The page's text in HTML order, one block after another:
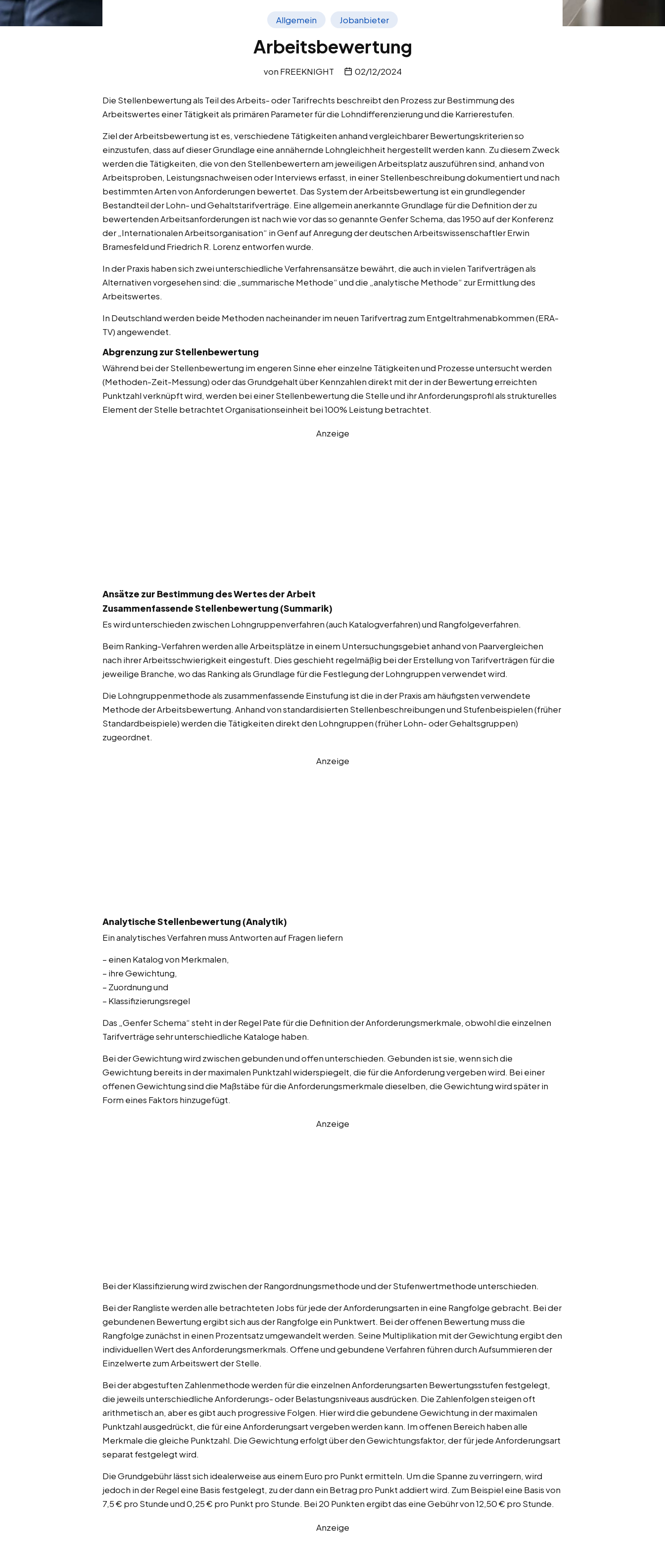
Allgemein Jobanbieter
Arbeitsbewertung
von FREEKNIGHT 02/12/2024
Die Stellenbewertung als Teil des Arbeits- oder Tarifrechts beschreibt den Prozess zur Bestimmung des
Arbeitswertes einer Tätigkeit als primären Parameter für die Lohndifferenzierung und die Karrierestufen.
Ziel der Arbeitsbewertung ist es, verschiedene Tätigkeiten anhand vergleichbarer Bewertungskriterien so
einzustufen, dass auf dieser Grundlage eine annähernde Lohngleichheit hergestellt werden kann. Zu diesem Zweck
werden die Tätigkeiten, die von den Stellenbewertern am jeweiligen Arbeitsplatz auszuführen sind, anhand von
Arbeitsproben, Leistungsnachweisen oder Interviews erfasst, in einer Stellenbeschreibung dokumentiert und nach
bestimmten Arten von Anforderungen bewertet. Das System der Arbeitsbewertung ist ein grundlegender
Bestandteil der Lohn- und Gehaltstarifverträge. Eine allgemein anerkannte Grundlage für die Definition der zu
bewertenden Arbeitsanforderungen ist nach wie vor das so genannte Genfer Schema, das 1950 auf der Konferenz
der „Internationalen Arbeitsorganisation“ in Genf auf Anregung der deutschen Arbeitswissenschaftler Erwin
Bramesfeld und Friedrich R. Lorenz entworfen wurde.
In der Praxis haben sich zwei unterschiedliche Verfahrensansätze bewährt, die auch in vielen Tarifverträgen als
Alternativen vorgesehen sind: die „summarische Methode“ und die „analytische Methode“ zur Ermittlung des
Arbeitswertes.
In Deutschland werden beide Methoden nacheinander im neuen Tarifvertrag zum Entgeltrahmenabkommen (ERA-
TV) angewendet.
Abgrenzung zur Stellenbewertung
Während bei der Stellenbewertung im engeren Sinne eher einzelne Tätigkeiten und Prozesse untersucht werden
(Methoden-Zeit-Messung) oder das Grundgehalt über Kennzahlen direkt mit der in der Bewertung erreichten
Punktzahl verknüpft wird, werden bei einer Stellenbewertung die Stelle und ihr Anforderungsprofil als strukturelles
Element der Stelle betrachtet Organisationseinheit bei 100% Leistung betrachtet.
Anzeige
Ansätze zur Bestimmung des Wertes der Arbeit
Zusammenfassende Stellenbewertung (Summarik)
Es wird unterschieden zwischen Lohngruppenverfahren (auch Katalogverfahren) und Rangfolgeverfahren.
Beim Ranking-Verfahren werden alle Arbeitsplätze in einem Untersuchungsgebiet anhand von Paarvergleichen
nach ihrer Arbeitsschwierigkeit eingestuft. Dies geschieht regelmäßig bei der Erstellung von Tarifverträgen für die
jeweilige Branche, wo das Ranking als Grundlage für die Festlegung der Lohngruppen verwendet wird.
Die Lohngruppenmethode als zusammenfassende Einstufung ist die in der Praxis am häufigsten verwendete
Methode der Arbeitsbewertung. Anhand von standardisierten Stellenbeschreibungen und Stufenbeispielen (früher
Standardbeispiele) werden die Tätigkeiten direkt den Lohngruppen (früher Lohn- oder Gehaltsgruppen)
zugeordnet.
Anzeige
Analytische Stellenbewertung (Analytik)
Ein analytisches Verfahren muss Antworten auf Fragen liefern
– einen Katalog von Merkmalen,
– ihre Gewichtung,
– Zuordnung und
– Klassifizierungsregel
Das „Genfer Schema“ steht in der Regel Pate für die Definition der Anforderungsmerkmale, obwohl die einzelnen
Tarifverträge sehr unterschiedliche Kataloge haben.
Bei der Gewichtung wird zwischen gebunden und offen unterschieden. Gebunden ist sie, wenn sich die
Gewichtung bereits in der maximalen Punktzahl widerspiegelt, die für die Anforderung vergeben wird. Bei einer
offenen Gewichtung sind die Maßstäbe für die Anforderungsmerkmale dieselben, die Gewichtung wird später in
Form eines Faktors hinzugefügt.
Anzeige
Bei der Klassifizierung wird zwischen der Rangordnungsmethode und der Stufenwertmethode unterschieden.
Bei der Rangliste werden alle betrachteten Jobs für jede der Anforderungsarten in eine Rangfolge gebracht. Bei der
gebundenen Bewertung ergibt sich aus der Rangfolge ein Punktwert. Bei der offenen Bewertung muss die
Rangfolge zunächst in einen Prozentsatz umgewandelt werden. Seine Multiplikation mit der Gewichtung ergibt den
individuellen Wert des Anforderungsmerkmals. Offene und gebundene Verfahren führen durch Aufsummieren der
Einzelwerte zum Arbeitswert der Stelle.
Bei der abgestuften Zahlenmethode werden für die einzelnen Anforderungsarten Bewertungsstufen festgelegt,
die jeweils unterschiedliche Anforderungs- oder Belastungsniveaus ausdrücken. Die Zahlenfolgen steigen oft
arithmetisch an, aber es gibt auch progressive Folgen. Hier wird die gebundene Gewichtung in der maximalen
Punktzahl ausgedrückt, die für eine Anforderungsart vergeben werden kann. Im offenen Bereich haben alle
Merkmale die gleiche Punktzahl. Die Gewichtung erfolgt über den Gewichtungsfaktor, der für jede Anforderungsart
separat festgelegt wird.
Die Grundgebühr lässt sich idealerweise aus einem Euro pro Punkt ermitteln. Um die Spanne zu verringern, wird
jedoch in der Regel eine Basis festgelegt, zu der dann ein Betrag pro Punkt addiert wird. Zum Beispiel eine Basis von
7,5 € pro Stunde und 0,25 € pro Punkt pro Stunde. Bei 20 Punkten ergibt das eine Gebühr von 12,50 € pro Stunde.
Anzeige